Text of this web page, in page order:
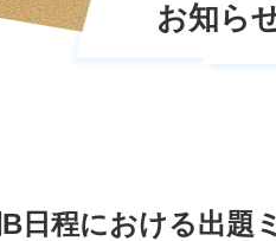
お知ら
日程における出題